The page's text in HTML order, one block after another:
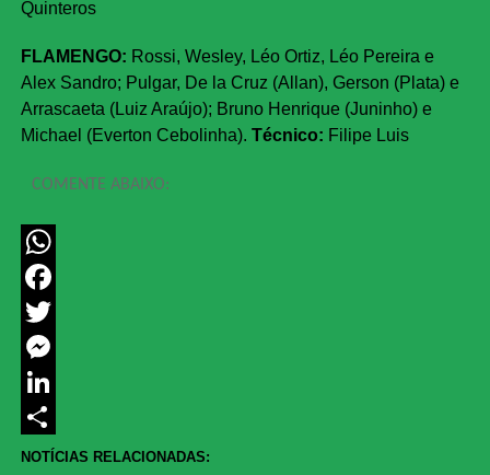
Quinteros
FLAMENGO: Rossi, Wesley, Léo Ortiz, Léo Pereira e
Alex Sandro; Pulgar, De la Cruz (Allan), Gerson (Plata) e
Arrascaeta (Luiz Araújo); Bruno Henrique (Juninho) e
Michael (Everton Cebolinha). Técnico: Filipe Luis
COMENTE ABAIXO:
WhatsApp
Facebook
Twitter
Messenger
LinkedIn
Share
NOTÍCIAS RELACIONADAS: